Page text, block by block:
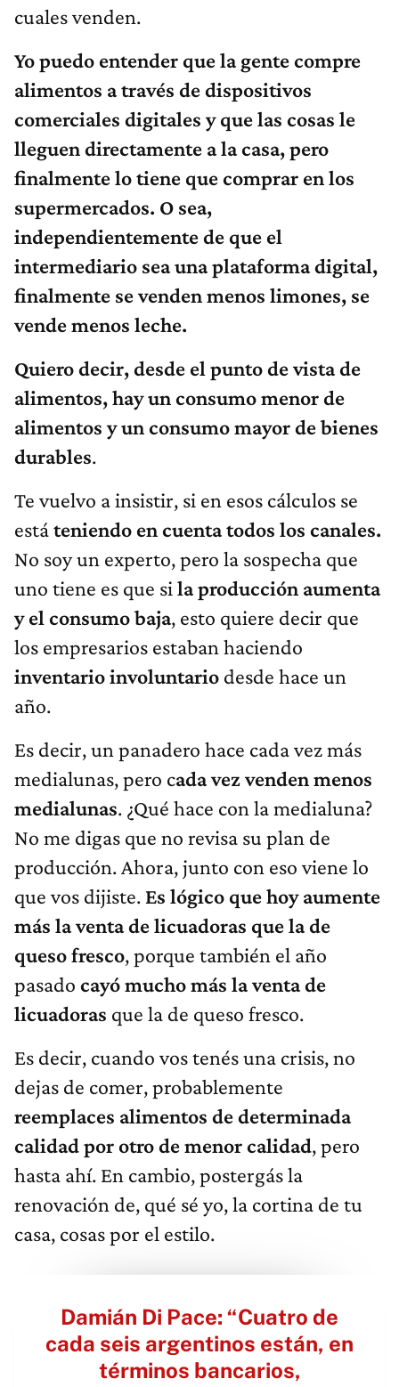
cuales venden.
Yo puedo entender que la gente compre
alimentos a través de dispositivos
comerciales digitales y que las cosas le
lleguen directamente a la casa, pero
finalmente lo tiene que comprar en los
supermercados. O sea,
independientemente de que el
intermediario sea una plataforma digital,
finalmente se venden menos limones, se
vende menos leche.
Quiero decir, desde el punto de vista de
alimentos, hay un consumo menor de
alimentos y un consumo mayor de bienes
durables.
Te vuelvo a insistir, si en esos cálculos se
estáteniendo en cuenta todos los canales.
No soy un experto, pero la sospecha que
uno tiene es que si la producción aumenta
y el consumo baja, esto quiere decir que
los empresarios estaban haciendo
inventario involuntario desde hace un
año.
Es decir, un panadero hace cada vez más
medialunas, pero cada vez venden menos
medialunas. ¿Qué hace con la medialuna?
No me digas que no revisa su plan de
producción. Ahora, junto con eso viene lo
que vos dijiste. Es lógico que hoy aumente
más la venta de licuadoras que la de
queso fresco, porque también el año
pasado cayó mucho más la venta de
licuadoras que la de queso fresco.
Es decir, cuando vos tenés una crisis, no
dejas de comer, probablemente
reemplaces alimentos de determinada
calidad por otro de menor calidad, pero
hasta ahí. En cambio, postergás la
renovación de, qué sé yo, la cortina de tu
casa, cosas por el estilo.
Damián Di Pace: “Cuatro de
cada seis argentinos están, en
términos bancarios,